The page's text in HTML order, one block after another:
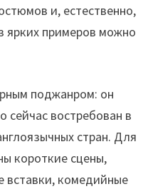
и, естественно,
ярких примеров можно
поджанром: он
сейчас востребован в
стран. Для
короткие сцены,
вставки, комедийные